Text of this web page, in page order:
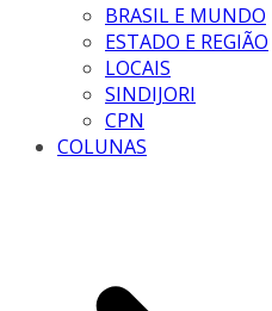
BRASIL E MUNDO
ESTADO E REGIÃO
LOCAIS
SINDIJORI
CPN
COLUNAS